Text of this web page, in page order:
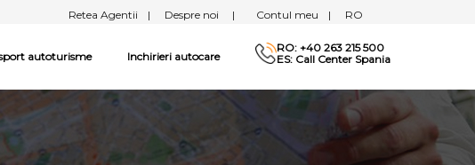
Retea Agentii | Despre noi | Contul meu | RO
autoturisme Inchirieri autocare
RO: +40 263 215 500
ES: Call Center Spania